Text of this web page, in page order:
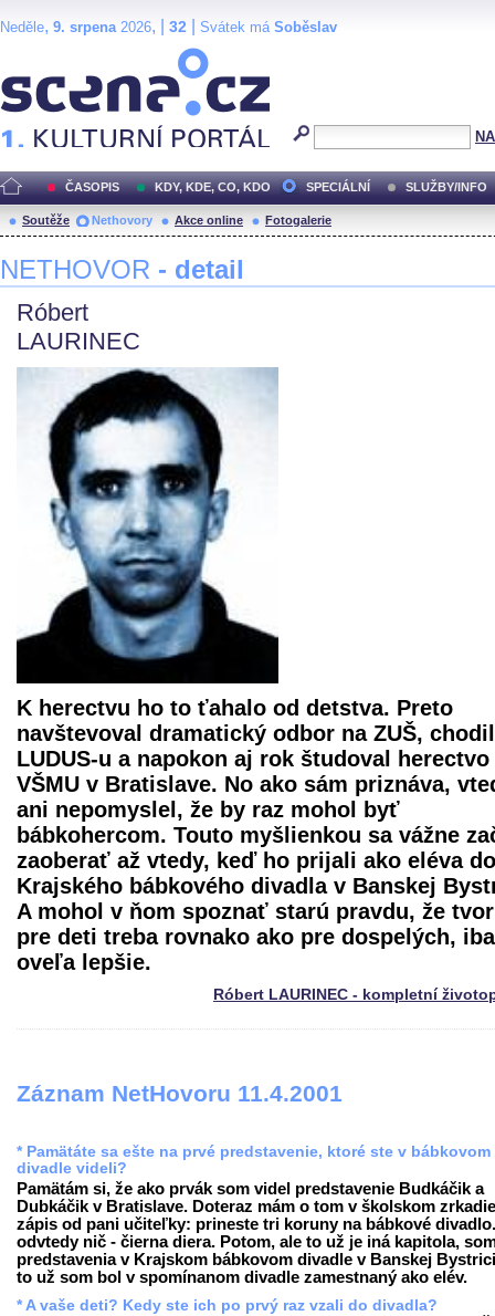
Neděle, 9. srpena2026, | 32 Svátek má Soběslav
ČASOPIS KDY, KDE, CO, KDO SPECIÁLNÍ SLUŽBY/INFO
Soutěže Nethovory Akce online Fotogalerie
NETHOVOR - detail
Róbert
LAURINEC
K herectvu ho to ťahalo od detstva. Preto
navštevoval dramatický odbor na ZUŠ,
LUDUS-u a napokon aj rok študoval herectvo
VŠMU v Bratislave. No ako sám priznáva,
ani nepomyslel, že by raz mohol byť
bábkohercom. Touto myšlienkou sa vážne
zaoberať až vtedy, keď ho prijali ako eléva do
Krajského bábkového divadlav Banskej
A mohol v ňom spoznať starú pravdu, že
pre deti treba rovnako ako pre dospelých,
oveľa lepšie.
Róbert LAURINEC - kompletní
Záznam NetHovoru 11.4.2001
* Pamätáte sa ešte na prvé predstavenie, ktoré ste v bábkovom
divadle videli?
Pamätám si, že ako prvák som videl predstavenie Budkáčik a
Dubkáčik v Bratislave. Doteraz mám o tom v školskom
zápis od pani učiteľky: prineste tri koruny na bábkové
odvtedy nič - čierna diera. Potom, ale to už je iná kapitola,
predstavenia v Krajskom bábkovom divadle v Banskej
to už som bol v spomínanom divadle zamestnaný ako elév.
* A vaše deti? Kedy ste ich po prvý raz vzali do divadla?